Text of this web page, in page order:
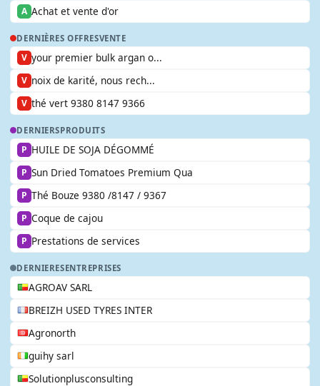
A Achat et vente d'or
DERNIÈRES OFFRESVENTE
V your premier bulk argan o...
V noix de karité, nous rech...
V thé vert 9380 8147 9366
DERNIERSPRODUITS
P HUILE DE SOJA DÉGOMMÉ
P Sun Dried Tomatoes Premium Qua
P Thé Bouze 9380 /8147 / 9367
P Coque de cajou
P Prestations de services
DERNIERESENTREPRISES
AGROAV SARL
BREIZH USED TYRES INTER
Agronorth
guihy sarl
Solutionplusconsulting